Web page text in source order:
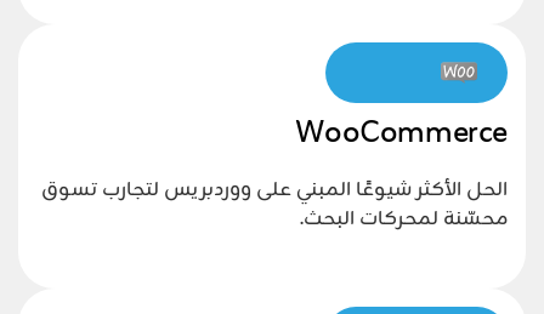
WooCommerce
الحل الأكثر شيوعًا المبني على ووردبريس لتجارب تسوق
محسّنة لمحركات البحث.